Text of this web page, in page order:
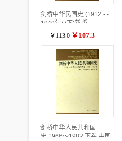
剑桥中华民国史 (1912 - -
1949年) (下)新版
￥113.0 ￥107.3
剑桥中华人民共和国
史:1966～1982:下卷:中国